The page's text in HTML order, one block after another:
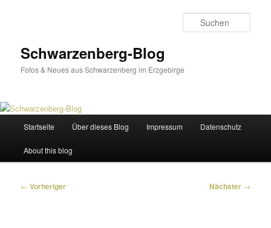
Schwarzenberg-Blog
Fotos & Neues aus Schwarzenberg im Erzgebirge
Startseite Über dieses Blog Impressum Datenschutz
About this blog
Beitragsnavigation
← Vorheriger Nächster →